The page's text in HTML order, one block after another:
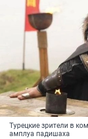
Турецкие зрители в
амплуа падишаха